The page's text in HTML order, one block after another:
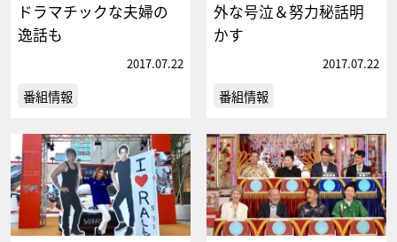
ドラマチックな夫婦の
逸話も
2017.07.22
番組情報
外な号泣＆努力秘話明
かす
2017.07.22
番組情報